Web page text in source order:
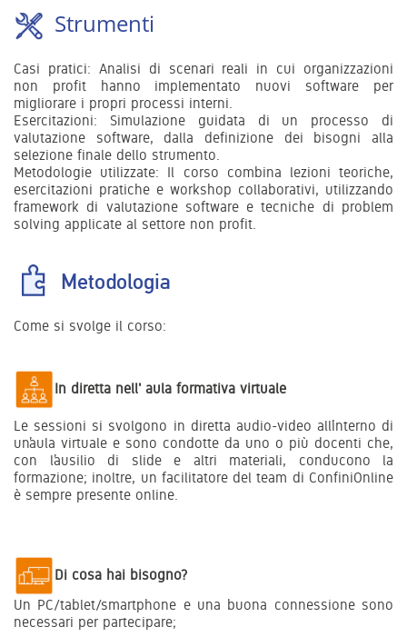
Strumenti
Casi pratici: Analisi di scenari reali in cui organizzazioni
non profit hanno implementato nuovi software per
migliorare i propri processi interni.
Esercitazioni: Simulazione guidata di un processo di
valutazione software, dalla definizione dei bisogni alla
selezione finale dello strumento.
Metodologie utilizzate: Il corso combina lezioni teoriche,
esercitazioni pratiche e workshop collaborativi, utilizzando
framework di valutazione software e tecniche di problem
solving applicate al settore non profit.
Metodologia
Come si svolge il corso:
In diretta nell' aula formativa virtuale
Le sessioni si svolgono in diretta audio-video all’interno di
un’aula virtuale e sono condotte da uno o più docenti che,
con l’ausilio di slide e altri materiali, conducono la
formazione; inoltre, un facilitatore del team di ConfiniOnline
è sempre presente online.
Di cosa hai bisogno?
Un PC/tablet/smartphone e una buona connessione sono
necessari per partecipare;